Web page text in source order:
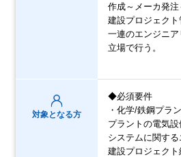
作成～メーカ発
建設プロジェク
一連のエンジニ
立場で行う。
対象となる方
◆必須要件
・化学/鉄鋼プラ
プラントの電気
システムに関す
建設プロジェクト